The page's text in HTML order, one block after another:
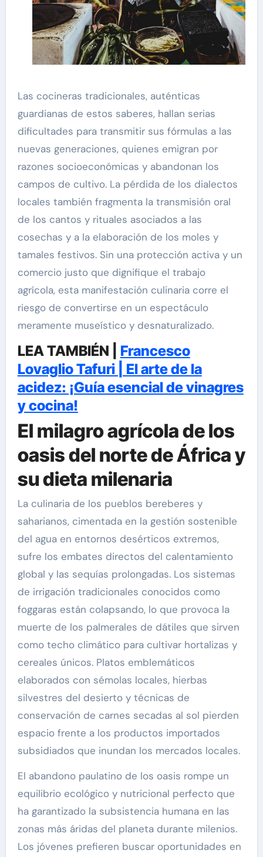
Las cocineras tradicionales, auténticas
guardianas de estos saberes, hallan serias
dificultades para transmitir sus fórmulas a las
nuevas generaciones, quienes emigran por
razones socioeconómicas y abandonan los
campos de cultivo. La pérdida de los dialectos
locales también fragmenta la transmisión oral
de los cantos y rituales asociados a las
cosechas y a la elaboración de los moles y
tamales festivos. Sin una protección activa y un
comercio justo que dignifique el trabajo
agrícola, esta manifestación culinaria corre el
riesgo de convertirse en un espectáculo
meramente museístico y desnaturalizado.
LEA TAMBIÉN | Francesco
Lovaglio Tafuri | El arte de la
acidez: ¡Guía esencial de vinagres
y cocina!
El milagro agrícola de los
oasis del norte de África y
su dieta milenaria
La culinaria de los pueblos bereberes y
saharianos, cimentada en la gestión sostenible
del agua en entornos desérticos extremos,
sufre los embates directos del calentamiento
global y las sequías prolongadas. Los sistemas
de irrigación tradicionales conocidos como
foggaras están colapsando, lo que provoca la
muerte de los palmerales de dátiles que sirven
como techo climático para cultivar hortalizas y
cereales únicos. Platos emblemáticos
elaborados con sémolas locales, hierbas
silvestres del desierto y técnicas de
conservación de carnes secadas al sol pierden
espacio frente a los productos importados
subsidiados que inundan los mercados locales.
El abandono paulatino de los oasis rompe un
equilibrio ecológico y nutricional perfecto que
ha garantizado la subsistencia humana en las
zonas más áridas del planeta durante milenios.
Los jóvenes prefieren buscar oportunidades en